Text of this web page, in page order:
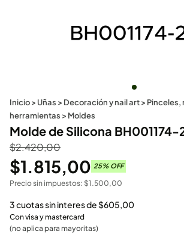
Inicio> Uñas > Decoración y nail art> Pinceles,
herramientas > Moldes
Molde de Silicona BH001174-
$2.420,00
$1.815,00 25% OFF
Precio sin impuestos: $1.500,00
3 cuotas sin interes de$605,00
Con visa y mastercard
(no aplica para mayoritas)